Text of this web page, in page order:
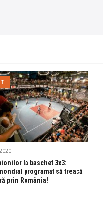
2020
la baschet 3x3:
programat să treacă
prin România!